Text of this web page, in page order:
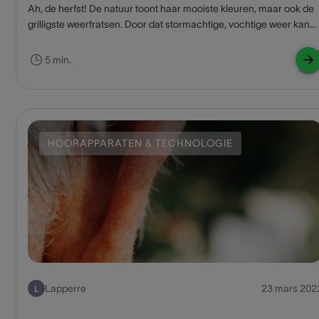
Ah, de herfst! De natuur toont haar mooiste kleuren, maar ook de
grilligste weerfratsen. Door dat stormachtige, vochtige weer kan
het goed en regelmatig.
5 min.
HOORAPPARATEN & TECHNOLOGIE
L Lapperre 23 mars